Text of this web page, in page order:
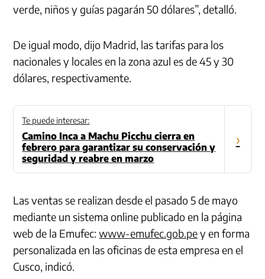
verde, niños y guías pagarán 50 dólares”, detalló.
De igual modo, dijo Madrid, las tarifas para los
nacionales y locales en la zona azul es de 45 y 30
dólares, respectivamente.
Te puede interesar:
Camino Inca a Machu Picchu cierra en
febrero para garantizar su conservación y
seguridad y reabre en marzo
›
Las ventas se realizan desde el pasado 5 de mayo
mediante un sistema online publicado en la página
web de la Emufec:www-emufec.gob.pey en forma
personalizada en las oficinas de esta empresa en el
Cusco, indicó.